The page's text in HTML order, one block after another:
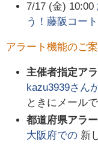
7/17 (金) 10:00
う！藤阪コート
アラート機能のご
主催者指定ア
kazu3939さん
ときにメール
都道府県アラ
大阪府での 新